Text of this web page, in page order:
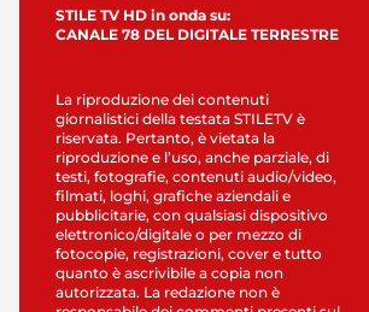
STILE TV HD in onda su:
CANALE 78 DEL DIGITALE TERRESTRE
La riproduzione dei contenuti
giornalistici della testata STILETV è
riservata. Pertanto, è vietata la
riproduzione e l’uso, anche parziale, di
testi, fotografie, contenuti audio/video,
filmati, loghi, grafiche aziendali e
pubblicitarie, con qualsiasi dispositivo
elettronico/digitale o per mezzo di
fotocopie, registrazioni, cover e tutto
quanto è ascrivibile a copia non
autorizzata. La redazione non è